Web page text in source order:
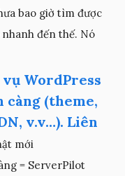
bao giờ tìm được
đến thế. Nó
WordPress
càng (theme,
v.v…). Liên
mới
= ServerPilot